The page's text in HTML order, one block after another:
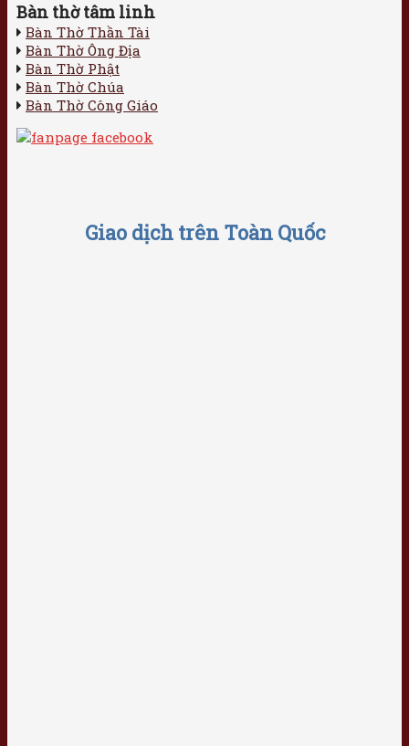
Bàn thờ tâm linh
Bàn Thờ Thần Tài
Bàn Thờ Ông Địa
Bàn Thờ Phật
Bàn Thờ Chúa
Bàn Thờ Công Giáo
Giao dịch trên Toàn Quốc